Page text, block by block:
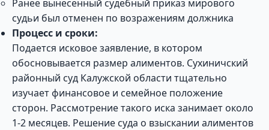
Ранее вынесенный судебный приказ мирового
судьи был отменен по возражениям должника
Процесс и сроки:
Подается исковое заявление, в котором
обосновывается размер алиментов. Сухиничский
районный суд Калужской области тщательно
изучает финансовое и семейное положение
сторон. Рассмотрение такого иска занимает около
1-2 месяцев. Решение суда о взыскании алиментов